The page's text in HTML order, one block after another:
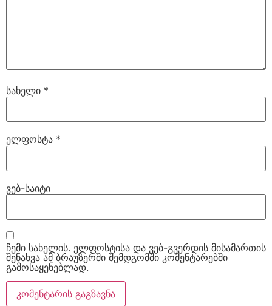
სახელი *
ელფოსტა *
ვებ-საიტი
ჩემი სახელის. ელფოსტისა და ვებ-გვერდის მისამართის
შენახვა ამ ბრაუზერში შემდგომში კომენტარებში
გამოსაყენებლად.